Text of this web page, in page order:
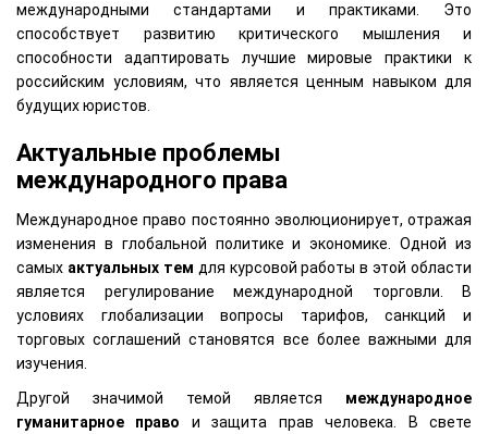
международными стандартами и практиками. Это
способствует развитию критического мышления и
способности адаптировать лучшие мировые практики к
российским условиям, что является ценным навыком для
будущих юристов.
Актуальные проблемы
международного права
Международное право постоянно эволюционирует, отражая
изменения в глобальной политике и экономике. Одной из
самых актуальных тем для курсовой работы в этой области
является регулирование международной торговли. В
условиях глобализации вопросы тарифов, санкций и
торговых соглашений становятся все более важными для
изучения.
Другой значимой темой является международное
гуманитарное право и защита прав человека. В свете